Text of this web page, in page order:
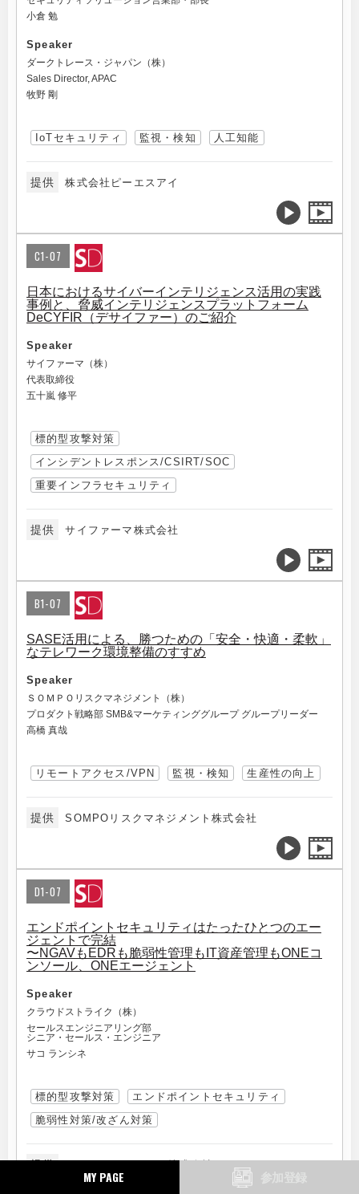
MY PAGE
小倉 勉
Speaker
ダークトレース・ジャパン（株）
Sales Director, APAC
牧野 剛
IoTセキュリティ 監視・検知 人工知能
提供 株式会社ピーエスアイ
C1-07
日本におけるサイバーインテリジェンス活用の実践
事例と、脅威インテリジェンスプラットフォーム
DeCYFIR（デサイファー）のご紹介
Speaker
サイファーマ（株）
代表取締役
五十嵐 修平
標的型攻撃対策
インシデントレスポンス/CSIRT/SOC
重要インフラセキュリティ
提供 サイファーマ株式会社
B1-07
SASE活用による、勝つための「安全・快適・柔軟」
なテレワーク環境整備のすすめ
Speaker
ＳＯＭＰＯリスクマネジメント（株）
プロダクト戦略部 SMB&マーケティンググループ グループリーダー
高橋 真哉
リモートアクセス/VPN 監視・検知 生産性の向上
提供 SOMPOリスクマネジメント株式会社
D1-07
エンドポイントセキュリティはたったひとつのエー
ジェントで完結
〜NGAVもEDRも脆弱性管理もIT資産管理もONEコ
ンソール、ONEエージェント
Speaker
クラウドストライク（株）
セールスエンジニアリング部
シニア・セールス・エンジニア
サコ ランシネ
標的型攻撃対策
エンドポイントセキュリティ
脆弱性対策/改ざん対策
提供